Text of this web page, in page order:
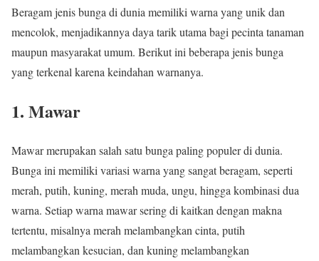
Beragam jenis bunga di dunia memiliki warna yang unik dan
mencolok, menjadikannya daya tarik utama bagi pecinta tanaman
maupun masyarakat umum. Berikut ini beberapa jenis bunga
yang terkenal karena keindahan warnanya.
1. Mawar
Mawar merupakan salah satu bunga paling populer di dunia.
Bunga ini memiliki variasi warna yang sangat beragam, seperti
merah, putih, kuning, merah muda, ungu, hingga kombinasi dua
warna. Setiap warna mawar sering di kaitkan dengan makna
tertentu, misalnya merah melambangkan cinta, putih
melambangkan kesucian, dan kuning melambangkan